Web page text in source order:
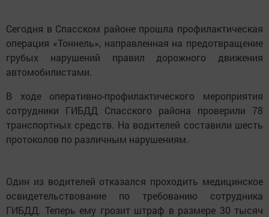
Сегодня в Спасском районе прошла профилактическая
операция «Тоннель», направленная на предотвращение
грубых нарушений правил дорожного движения
автомобилистами.
В ходе оперативно-профилактического мероприятия
сотрудники ГИБДД Спасского района проверили 78
транспортных средств. На водителей составили шесть
протоколов по различным нарушениям.
Один из водителей отказался проходить медицинское
освидетельствование по требованию сотрудника
ГИБДД. Теперь ему грозит штраф в размере 30 тысяч